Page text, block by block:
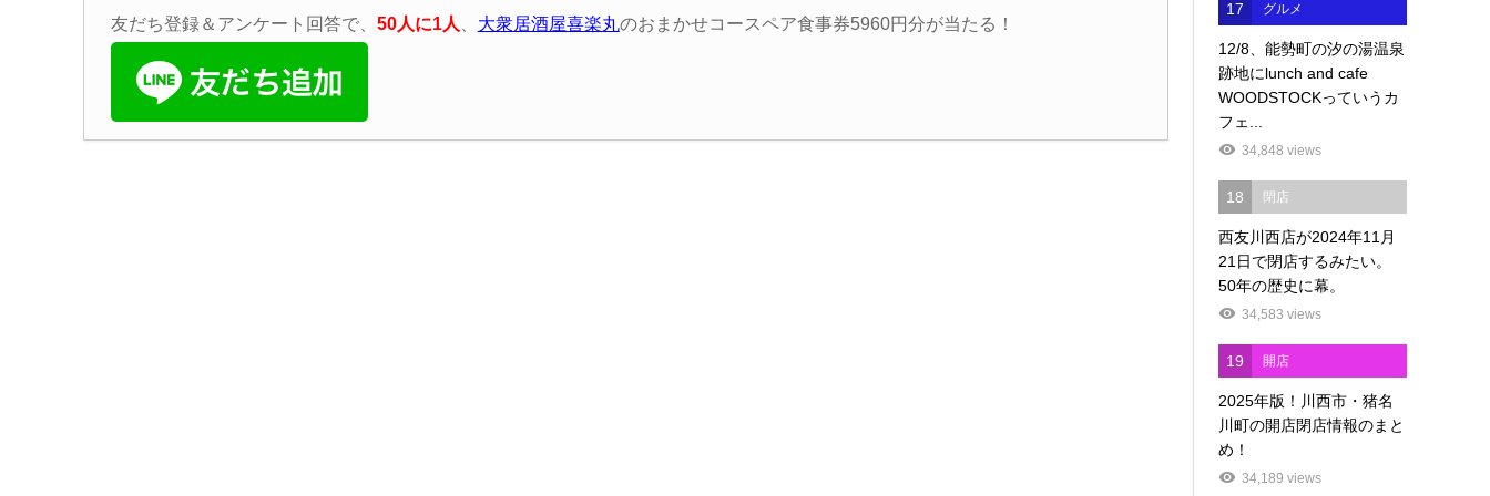
友だち登録＆アンケート回答で、 50人に1人 大衆居酒屋喜楽丸のおまかせコースペア食事券5960円分が当たる！
17 グルメ
12/8、能勢町の汐の湯温泉
跡地にlunch and cafe
WOODSTOCKっていうカ
フェ...
34,848 views
18 閉店
西友川西店が2024年11月
21日で閉店するみたい。
50年の歴史に幕。
34,583 views
19 開店
2025年版！川西市・猪名
川町の開店閉店情報のまと
め！
34,189 views